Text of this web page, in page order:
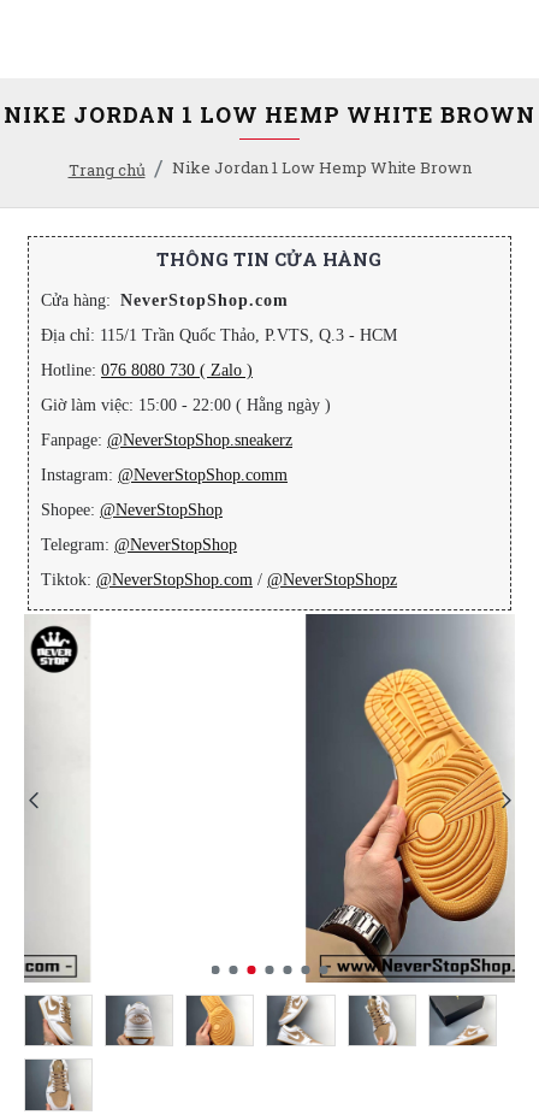
Trang chủ Nike Jordan 1 Low Hemp White Brown
NIKE JORDAN 1 LOW HEMP WHITE BROWN
THÔNG TIN CỬA HÀNG
Cửa hàng: NeverStopShop.com
Địa chỉ: 115/1 Trần Quốc Thảo, P.VTS, Q.3 - HCM
Hotline: 076 8080 730 ( Zalo )
Giờ làm việc: 15:00 - 22:00 ( Hằng ngày )
Fanpage: @NeverStopShop.sneakerz
Instagram: @NeverStopShop.comm
Shopee: @NeverStopShop
Telegram: @NeverStopShop
Tiktok: @NeverStopShop.com / @NeverStopShopz